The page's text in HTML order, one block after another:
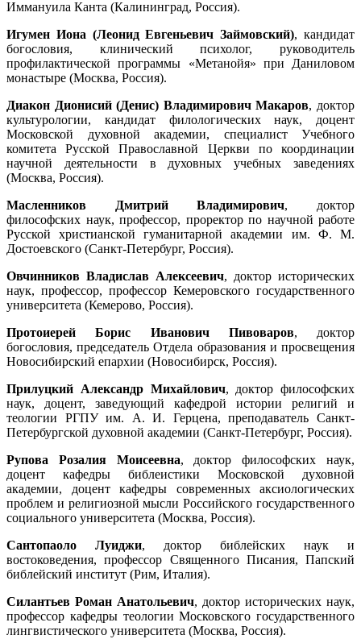
Иммануила Канта (Калининград, Россия).
Игумен Иона (Леонид Евгеньевич Займовский), кандидат
богословия, клинический психолог, руководитель
профилактической программы «Метанойя» при Даниловом
монастыре (Москва, Россия).
Диакон Дионисий (Денис) Владимирович Макаров, доктор
культурологии, кандидат филологических наук, доцент
Московской духовной академии, специалист Учебного
комитета Русской Православной Церкви по координации
научной деятельности в духовных учебных заведениях
(Москва, Россия).
Масленников Дмитрий Владимирович, доктор
философских наук, профессор, проректор по научной работе
Русской христианской гуманитарной академии им. Ф. М.
Достоевского (Санкт-Петербург, Россия).
Овчинников Владислав Алексеевич, доктор исторических
наук, профессор, профессор Кемеровского государственного
университета (Кемерово, Россия).
Протоиерей Борис Иванович Пивоваров, доктор
богословия, председатель Отдела образования и просвещения
Новосибирский епархии (Новосибирск, Россия).
Прилуцкий Александр Михайлович, доктор философских
наук, доцент, заведующий кафедрой истории религий и
теологии РГПУ им. А. И. Герцена, преподаватель Санкт-
Петербургской духовной академии (Санкт-Петербург, Россия).
Рупова Розалия Моисеевна, доктор философских наук,
доцент кафедры библеистики Московской духовной
академии, доцент кафедры современных аксиологических
проблем и религиозной мысли Российского государственного
социального университета (Москва, Россия).
Сантопаоло Луиджи, доктор библейских наук и
востоковедения, профессор Священного Писания, Папский
библейский институт (Рим, Италия).
Силантьев Роман Анатольевич, доктор исторических наук,
профессор кафедры теологии Московского государственного
лингвистического университета (Москва, Россия).